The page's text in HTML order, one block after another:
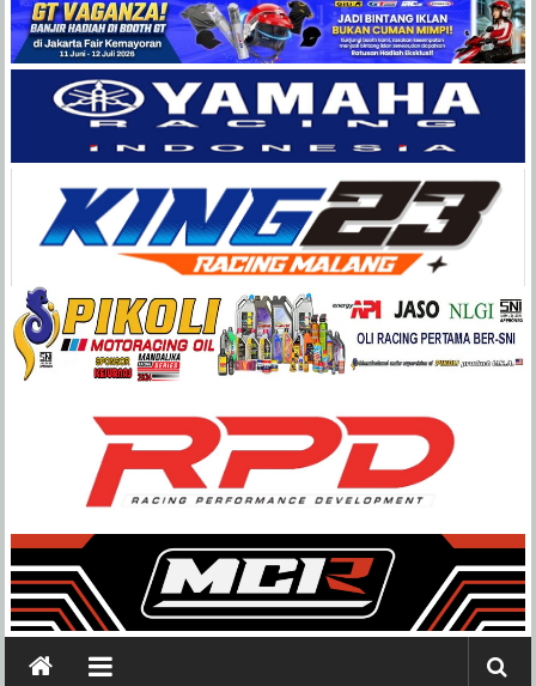
Balap
Paling
Lengkap